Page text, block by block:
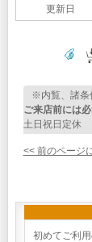
更新日
※内覧、諸条
ご来店前には
土日祝日
<< 前のページ
初めてご利